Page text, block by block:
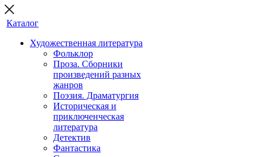
Каталог
Художественная литература
Фольклор
Проза. Сборники
произведений разных
жанров
Поэзия. Драматургия
Историческая и
приключенческая
литература
Детектив
Фантастика